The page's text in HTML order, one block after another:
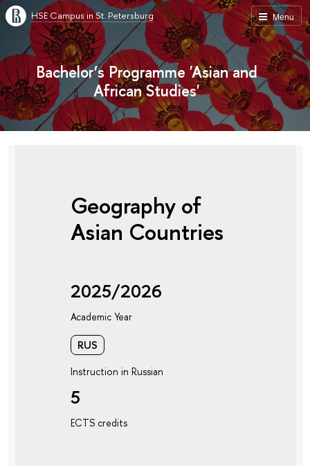
Menu
HSE Campus in St. Petersburg
Bachelor’s Programme 'Asian and
African Studies'
Geography of
Asian Countries
2025/2026
Academic Year
RUS
Instruction in Russian
5
ECTS credits